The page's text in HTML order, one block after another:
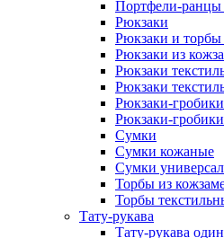
Портфели-ранцы
Рюкзаки
Рюкзаки и торбы
Рюкзаки из
Рюкзаки
Рюкзаки
Рюкзаки-
Рюкзаки-
Сумки
Сумки кожаные
Сумки
Торбы из
Торбы
Тату-рукава
Тату-рукава